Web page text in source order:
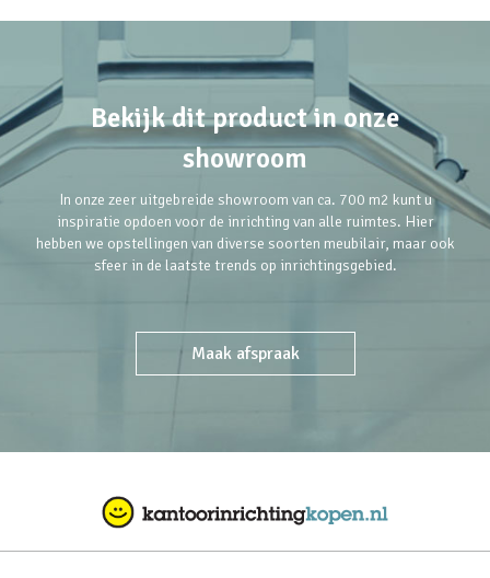
Bekijk dit product in onze
showroom
In onze zeer uitgebreide showroom van ca. 700 m2 kunt u
inspiratie opdoen voor de inrichting van alle ruimtes. Hier
hebben we opstellingen van diverse soorten meubilair, maar ook
sfeer in de laatste trends op inrichtingsgebied.
Maak afspraak